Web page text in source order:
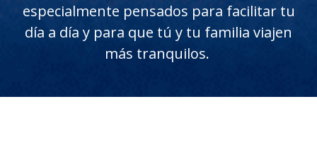
especialmente pensados para facilitar tu
día a día y para que tú y tu familia viajen
más tranquilos.